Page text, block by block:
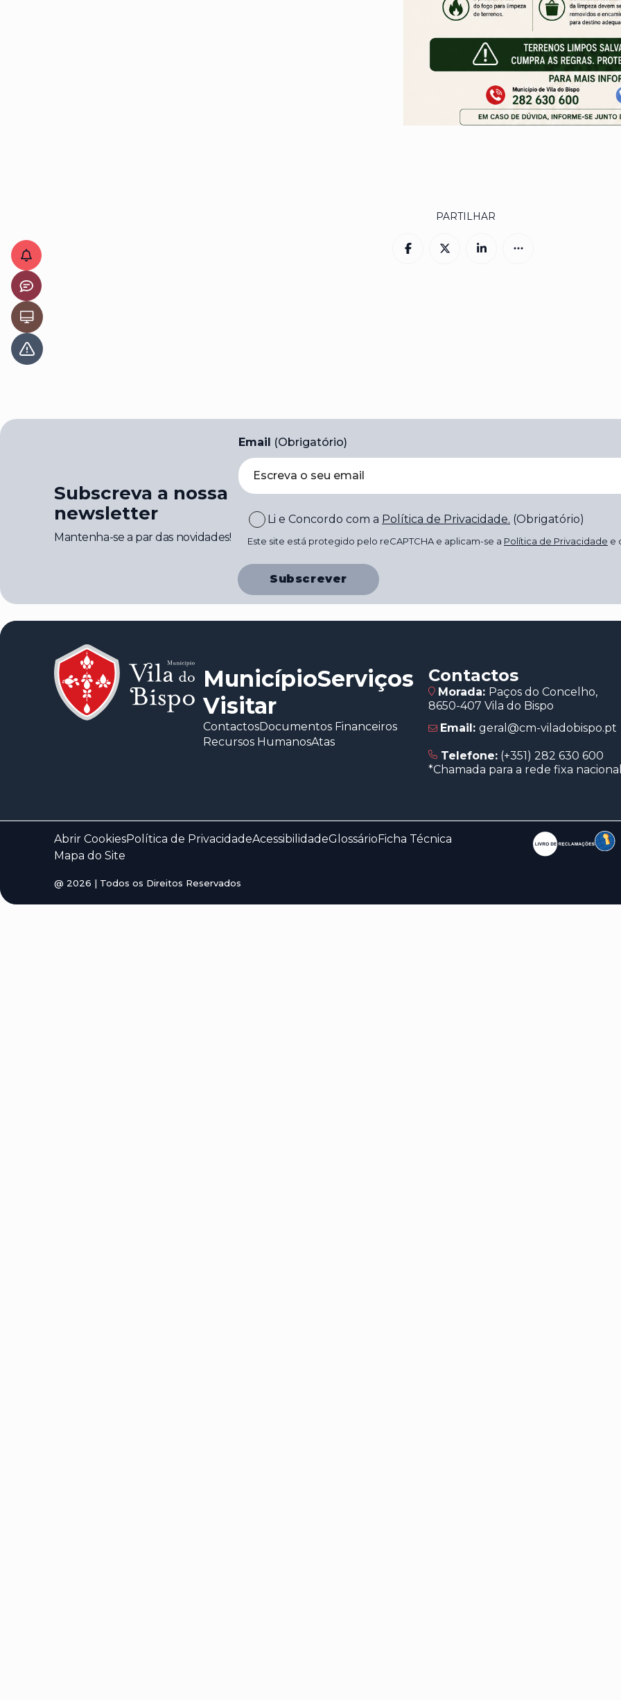
PARTILHAR
Subscreva a nossa
newsletter
Mantenha-se a par das novidades!
Email (Obrigatório)
Li e Concordo com a Política de Privacidade. (Obrigatório)
Este site está protegido pelo reCAPTCHA e aplicam-se a Política de Privacidade e
Subscrever
MunicípioServiços
Visitar
ContactosDocumentos Financeiros
Recursos HumanosAtas
Contactos
Morada: Paços do Concelho,
8650-407 Vila do Bispo
Email: geral@cm-viladobispo.pt
Telefone: (+351) 282 630 600
*Chamada para a rede fixa
Abrir CookiesPolítica de PrivacidadeAcessibilidadeGlossárioFicha Técnica
Mapa do Site
@ 2026 | Todos os Direitos Reservados